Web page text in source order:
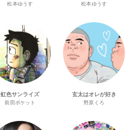
松本ゆうす 松本ゆうす
虹色サンライズ
前田ポケット
玄太はオレが好き
野原くろ